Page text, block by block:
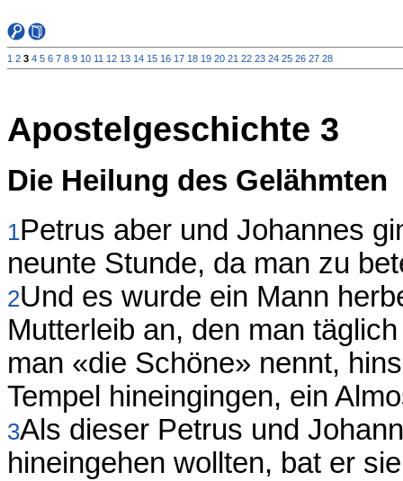
1 2 3 4 5 6 7 8 9 10 11 12 13 14 15 16 17 18 19 20 21 22 23 24 25 26 27 28
Apostelgeschichte 3
Die Heilung des Gelähmten
1Petrus aber und Johannes
neunte Stunde, da man zu
2Und es wurde ein Mann
Mutterleib an, den man
man «die Schöne» nennt,
Tempel hineingingen, ein
3Als dieser Petrus und
hineingehen wollten, bat er